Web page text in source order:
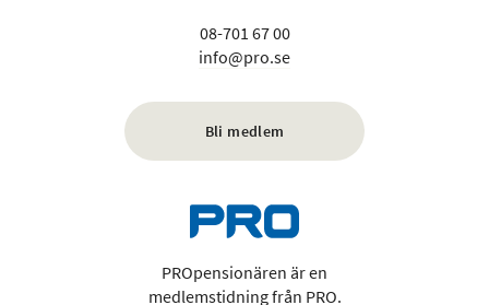
08-701 67 00
info@pro.se
Bli medlem
PROpensionären är en
medlemstidning från PRO.